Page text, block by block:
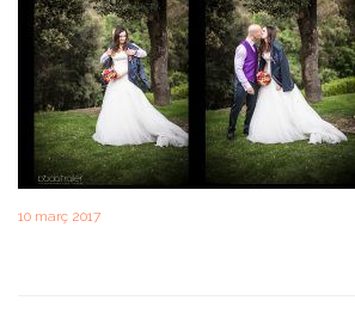
10 març 2017